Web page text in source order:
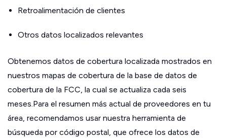
Retroalimentación de clientes
Otros datos localizados relevantes
Obtenemos datos de cobertura localizada mostrados en
nuestros mapas de cobertura de la base de datos de
cobertura de la FCC, la cual se actualiza cada seis
meses.Para el resumen más actual de proveedores en tu
área, recomendamos usar nuestra herramienta de
búsqueda por código postal, que ofrece los datos de